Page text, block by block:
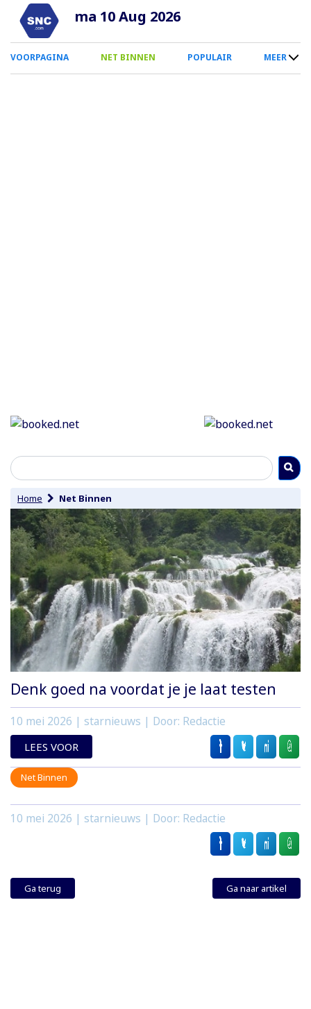
Overslaan
naar
inhoud
ma 10 Aug 2026
0
Smartphone
VOORPAGINA NET BINNEN POPULAIR MEER
Home Net Binnen
Denk goed na voordat je je laat testen
10 mei 2026 | starnieuws | Door: Redactie
LEES VOOR
Net Binnen
10 mei 2026 | starnieuws | Door: Redactie
Ga terug Ga naar artikel